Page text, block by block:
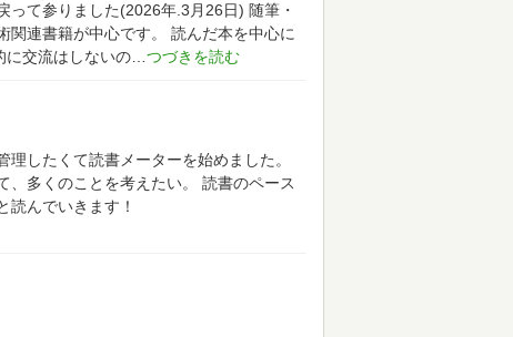
って参りました(2026年.3月26日) 随筆・
連書籍が中心です。
読んだ本を中心に
に交流はしないの
したくて読書メーターを始めました。
多くのことを考えたい。
読書のペース
読んでいきます！